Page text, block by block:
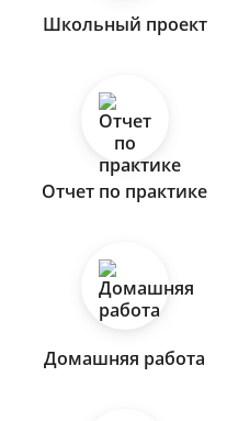
Школьный проект
Отчет по практике
Домашняя работа